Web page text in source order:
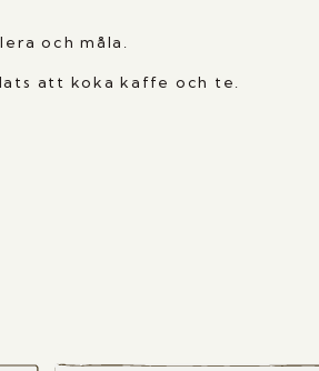
och måla.
att koka kaffe och te.